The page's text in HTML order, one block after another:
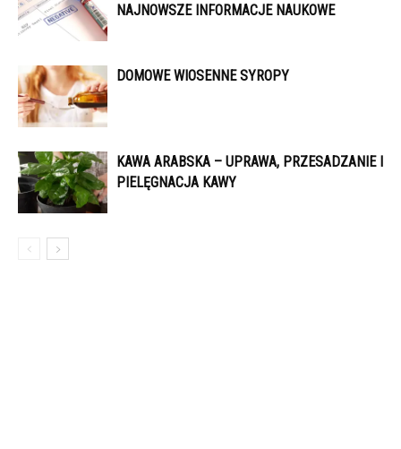
NAJNOWSZE INFORMACJE NAUKOWE
DOMOWE WIOSENNE SYROPY
KAWA ARABSKA – UPRAWA, PRZESADZANIE I
PIELĘGNACJA KAWY